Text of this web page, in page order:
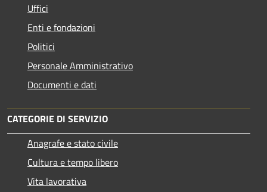
Uffici
Enti e fondazioni
Politici
Personale Amministrativo
Documenti e dati
CATEGORIE DI SERVIZIO
Anagrafe e stato civile
Cultura e tempo libero
Vita lavorativa